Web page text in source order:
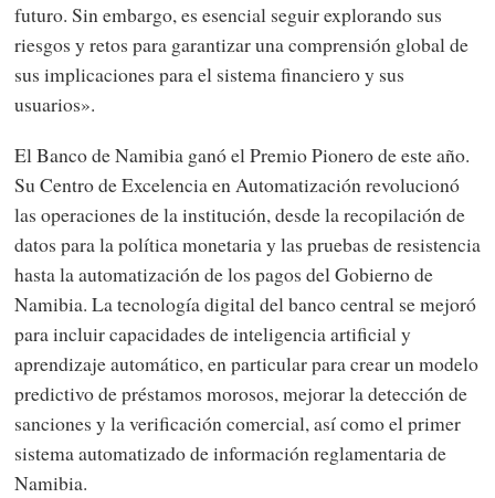
futuro. Sin embargo, es esencial seguir explorando sus
riesgos y retos para garantizar una comprensión global de
sus implicaciones para el sistema financiero y sus
usuarios».
El Banco de Namibia ganó el Premio Pionero de este año.
Su Centro de Excelencia en Automatización revolucionó
las operaciones de la institución, desde la recopilación de
datos para la política monetaria y las pruebas de resistencia
hasta la automatización de los pagos del Gobierno de
Namibia. La tecnología digital del banco central se mejoró
para incluir capacidades de inteligencia artificial y
aprendizaje automático, en particular para crear un modelo
predictivo de préstamos morosos, mejorar la detección de
sanciones y la verificación comercial, así como el primer
sistema automatizado de información reglamentaria de
Namibia.